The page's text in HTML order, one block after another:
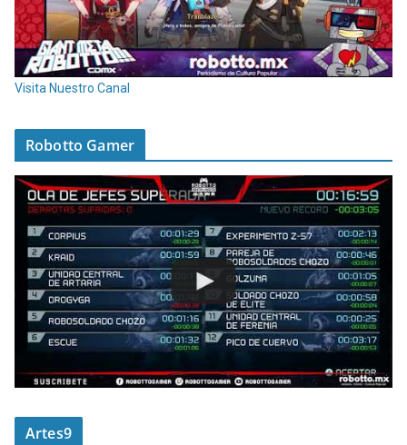
Visita Nuestro Canal
Robotto Gamer
Artes9